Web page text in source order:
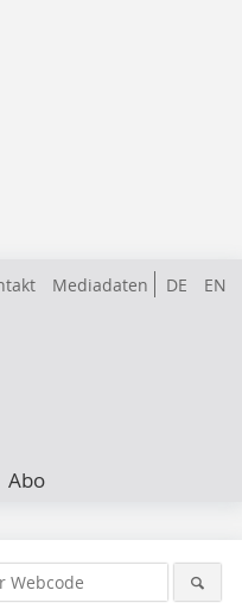
DE EN
Mediadaten
Abo